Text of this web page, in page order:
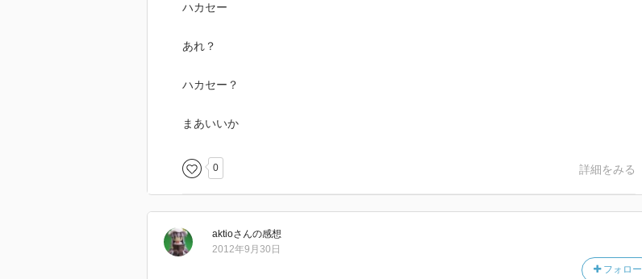
ハカセー
あれ？
ハカセー？
まあいいか
0 詳細をみる
aktioさんの感想
フォロー
2012年9月30日